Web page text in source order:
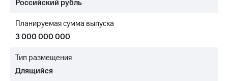
в
и акционерам
управление
Корпоративный
Российский рубль
Планируемая сумма выпуска
3 000 000 000
Тип размещения
Длящийся